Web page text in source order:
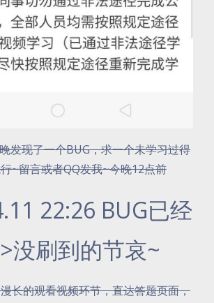
发现了一个BUG，求一个未学习过得
~留言或者QQ发我~今晚12点前
22:26 BUG已经
没刷到的节哀~
长的观看视频环节，直达答题页面，